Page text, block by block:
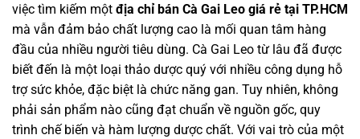
việc tìm kiếm một địa chỉ bán Cà Gai Leo giá rẻ tại TP.HCM
mà vẫn đảm bảo chất lượng cao là mối quan tâm hàng
đầu của nhiều người tiêu dùng. Cà Gai Leo từ lâu đã được
biết đến là một loại thảo dược quý với nhiều công dụng hỗ
trợ sức khỏe, đặc biệt là chức năng gan. Tuy nhiên, không
phải sản phẩm nào cũng đạt chuẩn về nguồn gốc, quy
trình chế biến và hàm lượng dược chất. Với vai trò của một